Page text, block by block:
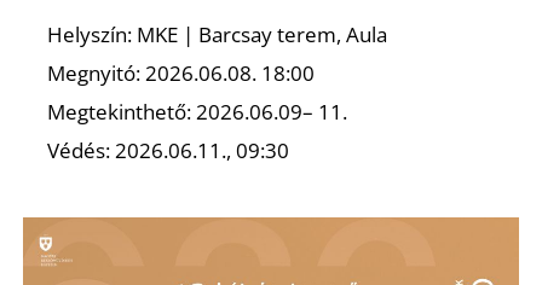
Helyszín: MKE | Barcsay terem, Aula
Megnyitó: 2026.06.08. 18:00
Megtekinthető: 2026.06.09– 11.
Védés: 2026.06.11., 09:30